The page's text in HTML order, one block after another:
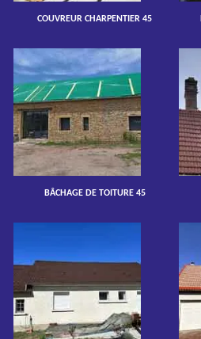
COUVREUR CHARPENTIER 45
BÂCHAGE DE TOITURE 45